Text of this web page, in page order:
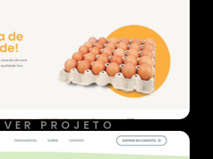
VER PROJETO